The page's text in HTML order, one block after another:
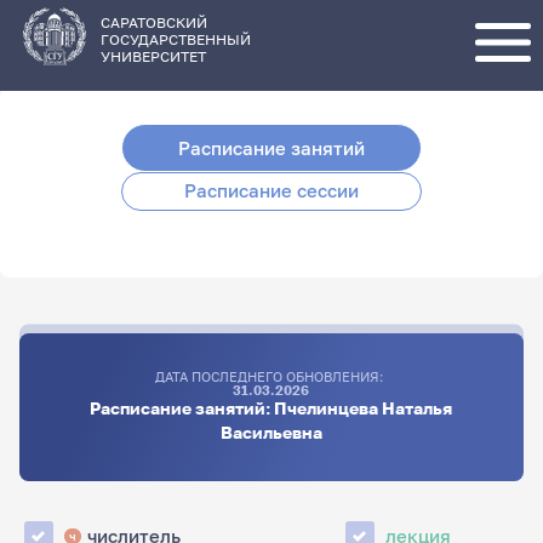
основному
содержанию
САРАТОВСКИЙ
ГОСУДАРСТВЕННЫЙ
УНИВЕРСИТЕТ
Расписание занятий
Расписание сессии
ДАТА ПОСЛЕДНЕГО ОБНОВЛЕНИЯ:
31.03.2026
Расписание занятий: Пчелинцева Наталья
Васильевна
ч числитель
лекция